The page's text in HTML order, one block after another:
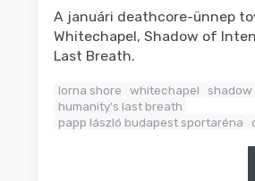
A januári deathcore-ünnep
Whitechapel, Shadow of
Last Breath.
lorna shore whitechapel
humanity's last breath
papp lászló budapest sportaréna